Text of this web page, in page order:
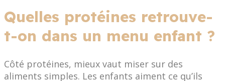
Quelles protéines retrouve-
t-on dans un menu enfant ?
Côté protéines, mieux vaut miser sur des
aliments simples. Les enfants aiment ce qu’ils